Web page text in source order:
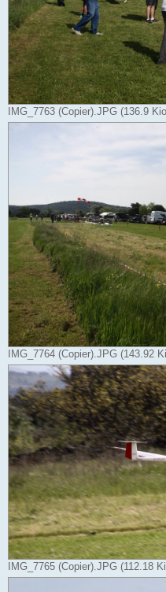
IMG_7763 (Copier).JPG (136.9
IMG_7764 (Copier).JPG (143.92
IMG_7765 (Copier).JPG (112.18